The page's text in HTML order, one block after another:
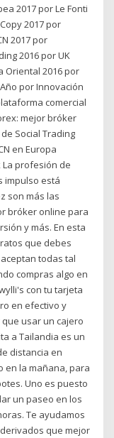
2017 por Le Fonti
2017 por
2017 por
2016 por UK
Oriental 2016 por
por Innovación
comercial
mejor bróker
Social Trading
en Europa
La profesión de
impulso está
son más las
bróker online para
y más. En esta
que debes
todas tal
compras algo en
con tu tarjeta
en efectivo y
usar un cajero
a Tailandia es un
distancia en
en la mañana, para
Uno es puesto
un paseo en los
Te ayudamos
que mejor